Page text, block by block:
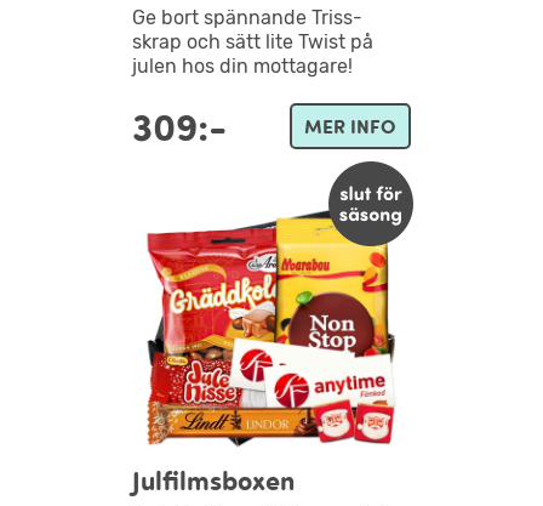
Ge bort spännande Triss-
skrap och sätt lite Twist på
julen hos din mottagare!
309:- MER INFO
Julfilmsboxen